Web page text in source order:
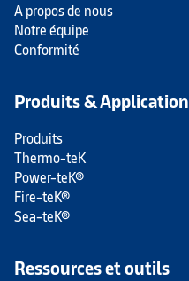
A propos de nous
Notre équipe
Conformité
Produits &
Produits
Thermo-teK
Power-teK®
Fire-teK®
Sea-teK®
Ressources et outils